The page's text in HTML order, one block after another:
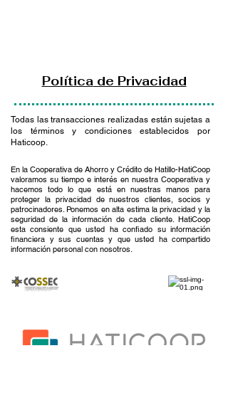
Políticade Privacidad
Todas las transacciones realizadas están sujetas a
los términos y condiciones establecidos por
Haticoop.
En la Cooperativa de Ahorro y Crédito de Hatillo-HatiCoop
valoramos su tiempo e interés en nuestra Cooperativa y
hacemos todo lo que está en nuestras manos para
proteger la privacidad de nuestros clientes, socios y
patrocinadores. Ponemos en alta estima la privacidad y la
seguridad de la información de cada cliente. HatiCoop
esta consiente que usted ha confiado su información
financiera y sus cuentas y que usted ha compartido
información personal con nosotros.